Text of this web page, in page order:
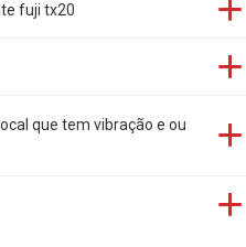
fuji tx20
que tem vibração e ou